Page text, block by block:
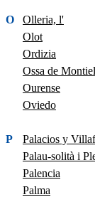
O
Olleria, l'
Olot
Ordizia
Ossa de Montiel
Ourense
Oviedo
P
Palacios y
Palau-solità i
Palencia
Palma